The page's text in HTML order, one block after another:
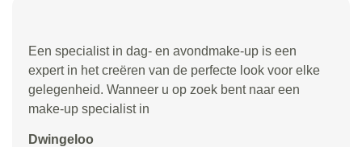
Een specialist in dag- en avondmake-up is een
expert in het creëren van de perfecte look voor elke
gelegenheid. Wanneer u op zoek bent naar een
make-up specialist in
Dwingeloo